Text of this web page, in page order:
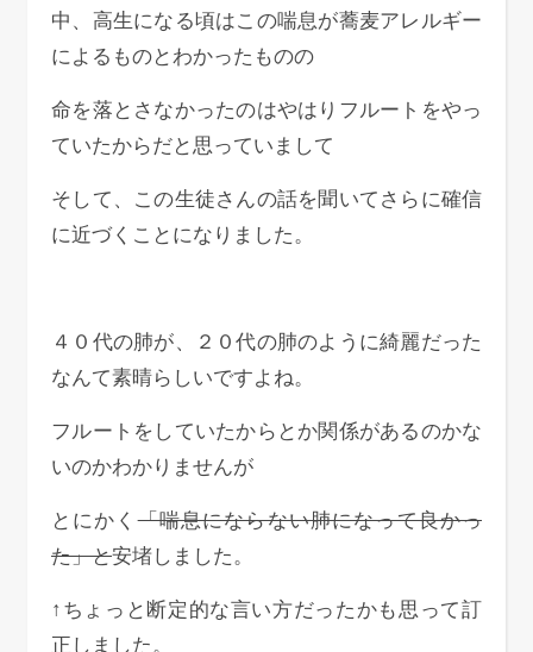
中、高生になる頃はこの喘息が蕎麦アレルギー
によるものとわかったものの
命を落とさなかったのはやはりフルートをやっ
ていたからだと思っていまして
そして、この生徒さんの話を聞いてさらに確信
に近づくことになりました。
４０代の肺が、２０代の肺のように綺麗だった
なんて素晴らしいですよね。
フルートをしていたからとか関係があるのかな
いのかわかりませんが
とにかく「喘息にならない肺になって良かっ
た」と安堵しました。
↑ちょっと断定的な言い方だったかも思って訂
正しました。